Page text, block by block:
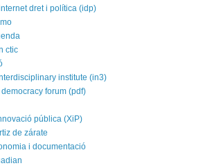
dret i política (idp)
ctic
institute (in3)
forum (pdf)
pública (XiP)
de zárate
i documentació